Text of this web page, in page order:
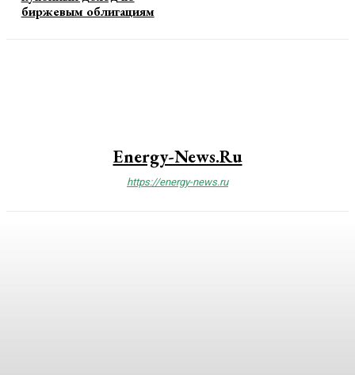
биржевым облигациям
Energy-News.ru
https://energy-news.ru